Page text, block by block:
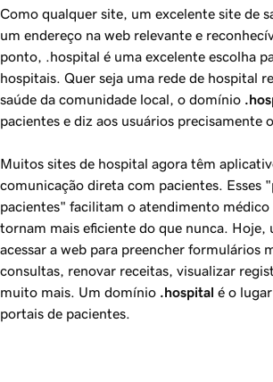
Como qualquer site, um excelente site de
um endereço na web relevante e
ponto, .hospital é uma excelente escolha
hospitais. Quer seja uma rede de hospital
saúde da comunidade local, o domínio
pacientes e diz aos usuários precisamente
Muitos sites de hospital agora têm
comunicação direta com pacientes. Esses
pacientes" facilitam o atendimento médico
tornam mais eficiente do que nunca. Hoje,
acessar a web para preencher formulários
consultas, renovar receitas, visualizar
muito mais. Um domínio .hospital é o
portais de pacientes.